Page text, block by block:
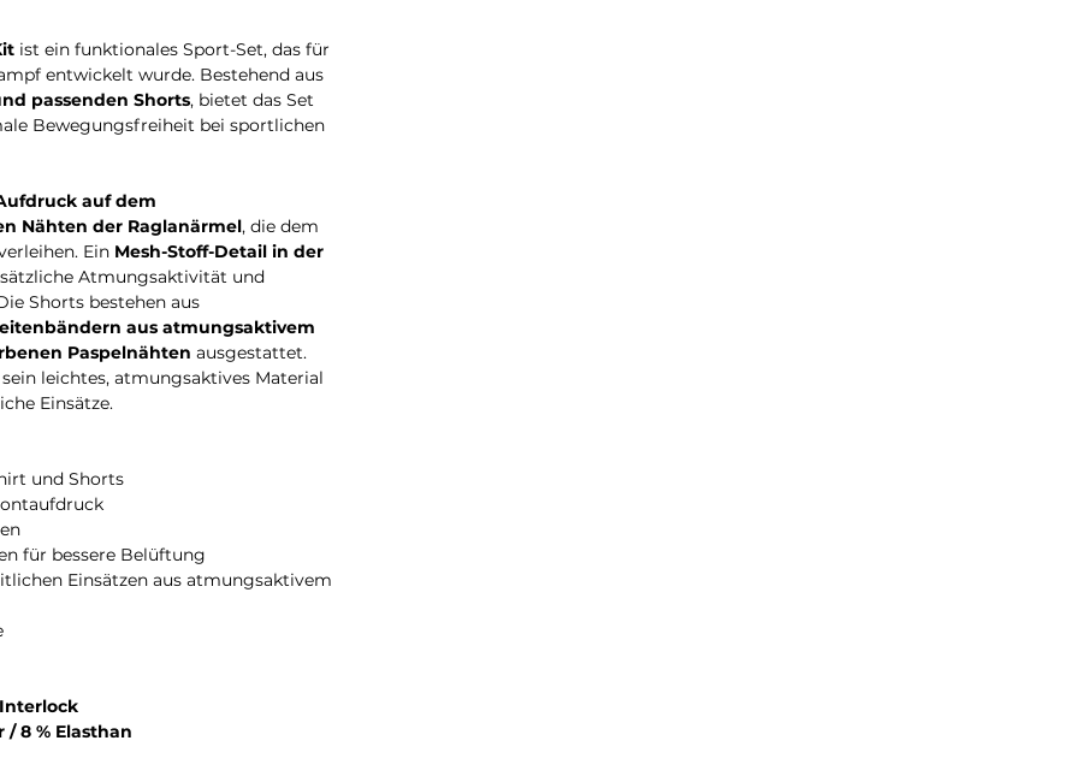
ist ein funktionales Sport-Set, das für
entwickelt wurde. Bestehend aus
passenden Shorts, bietet das Set
Bewegungsfreiheit bei sportlichen
auf dem
Nähten der Raglanärmel, die dem
Ein Mesh-Stoff-Detail in der
Atmungsaktivität und
Shorts bestehen aus
aus atmungsaktivem
Paspelnähten ausgestattet.
leichtes, atmungsaktives Material
Einsätze.
und Shorts
für bessere Belüftung
Einsätzen aus atmungsaktivem
/ 8 % Elasthan